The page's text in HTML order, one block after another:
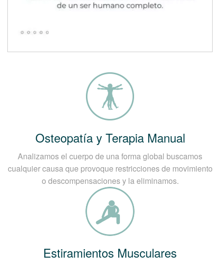
Osteopatía y Terapia Manual
Analizamos el cuerpo de una forma global buscamos
cualquier causa que provoque restricciones de movimiento
o descompensaciones y la eliminamos.
Estiramientos Musculares